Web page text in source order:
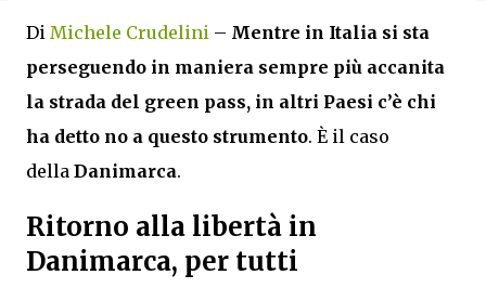
Di Michele Crudelini – Mentre in Italia si sta
perseguendo in maniera sempre più accanita
la strada del green pass, in altri Paesi c’è chi
ha detto no a questo strumento. È il caso
della Danimarca.
Ritorno alla libertà in
Danimarca, per tutti